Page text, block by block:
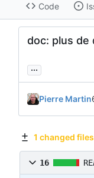
Code
doc: plus de
...
Pierre Martin
1 changed files
16